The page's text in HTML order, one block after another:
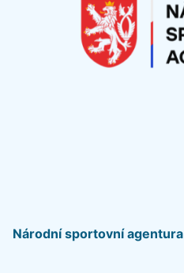
Národní sportovní agentura